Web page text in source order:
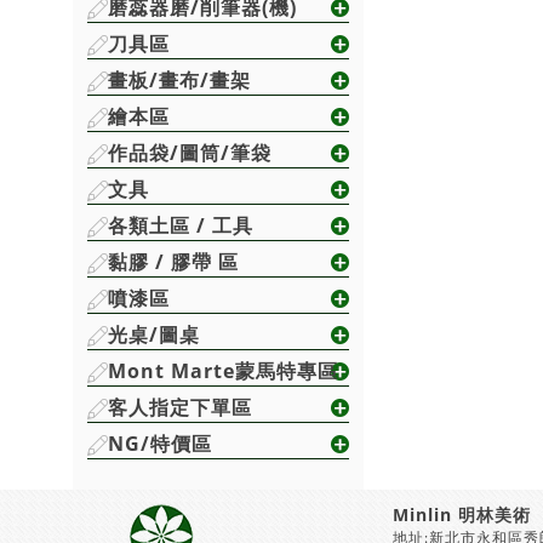
磨蕊器磨/削筆器(機)
刀具區
畫板/畫布/畫架
繪本區
作品袋/圖筒/筆袋
文具
各類土區 / 工具
黏膠 / 膠帶 區
噴漆區
光桌/圖桌
Mont Marte蒙馬特專區
客人指定下單區
NG/特價區
Minlin 明林美術
地址:新北市永和區